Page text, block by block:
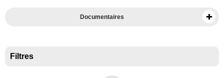
Documentaires
Filtres